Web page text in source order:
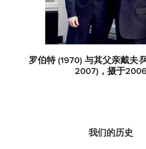
罗伯特 (1970) 与其父亲戴夫·
2007)，摄于2006
我们的历史